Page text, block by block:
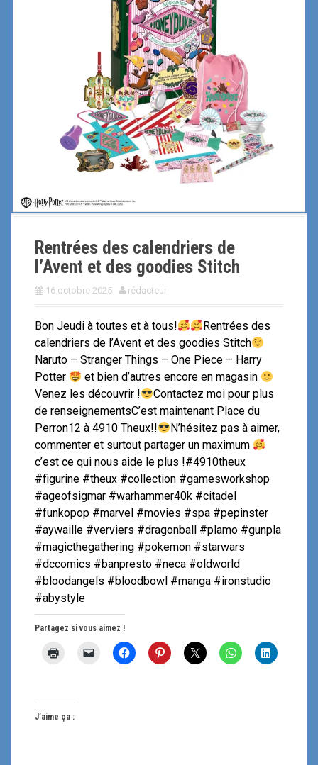
Rentrées des calendriers de
l’Avent et des goodies Stitch
16 octobre 2025 rédacteur
Bon Jeudi à toutes et à tous!
Rentrées des
calendriers de l’Avent et des goodies Stitch
Naruto – Stranger Things – One Piece – Harry
Potter
et bien d’autres encore en magasin
Venez les découvrir !
Contactez moi pour plus
de renseignementsC’est maintenant Place du
Perron12 à 4910 Theux!!
N’hésitez pas à aimer,
commenter et surtout partager un maximum
c’est ce qui nous aide le plus !#4910theux
#figurine #theux #collection #gamesworkshop
#ageofsigmar #warhammer40k #citadel
#funkopop #marvel #movies #spa #pepinster
#aywaille #verviers #dragonball #plamo #gunpla
#magicthegathering #pokemon #starwars
#dccomics #banpresto #neca #oldworld
#bloodangels #bloodbowl #manga #ironstudio
#abystyle
Partagez si vous aimez !
J’aime ça :